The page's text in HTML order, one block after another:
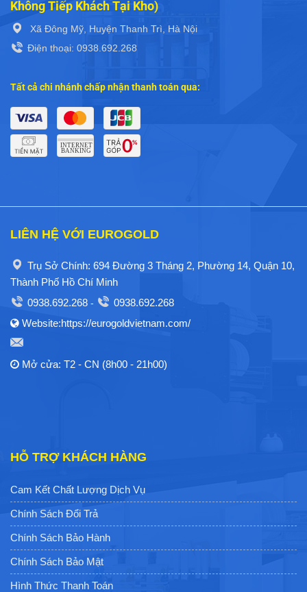
Không Tiếp Khách Tại Kho)
Xã Đông Mỹ, Huyện Thanh Trì, Hà Nội
Điện thoại: 0938.692.268
Tất cả chi nhánh chấp nhận thanh toán qua:
LIÊN HỆ VỚI EUROGOLD
Trụ Sở Chính: 694 Đường 3 Tháng 2, Phường 14, Quận 10,
Thành Phố Hồ Chí Minh
0938.692.268 -
0938.692.268
Website:https://eurogoldvietnam.com/
Mở cửa: T2 - CN (8h00 - 21h00)
HỖ TRỢ KHÁCH HÀNG
Cam Kết Chất Lượng Dịch Vụ
Chính Sách Đổi Trả
Chính Sách Bảo Hành
Chính Sách Bảo Mật
Hình Thức Thanh Toán